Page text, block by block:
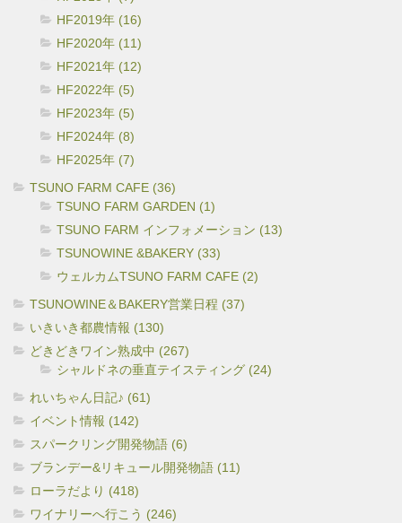
HF2019年 (16)
HF2020年 (11)
HF2021年 (12)
HF2022年 (5)
HF2023年 (5)
HF2024年 (8)
HF2025年 (7)
TSUNO FARM CAFE (36)
TSUNO FARM GARDEN (1)
TSUNO FARM インフォメーション (13)
TSUNOWINE &BAKERY (33)
ウェルカムTSUNO FARM CAFE (2)
TSUNOWINE＆BAKERY営業日程 (37)
いきいき都農情報 (130)
どきどきワイン熟成中 (267)
シャルドネの垂直テイスティング (24)
れいちゃん日記♪ (61)
イベント情報 (142)
スパークリング開発物語 (6)
ブランデー&リキュール開発物語 (11)
ローラだより (418)
ワイナリーへ行こう (246)